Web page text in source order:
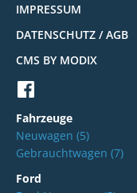
IMPRESSUM
DATENSCHUTZ / AGB
CMS BY MODIX
Fahrzeuge
Neuwagen (5)
Gebrauchtwagen (7)
Ford